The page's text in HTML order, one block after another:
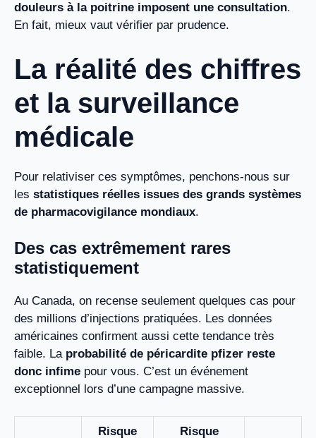
douleurs à la poitrine imposent une consultation.
En fait, mieux vaut vérifier par prudence.
La réalité des chiffres
et la surveillance
médicale
Pour relativiser ces symptômes, penchons-nous sur
les statistiques réelles issues des grands systèmes
de pharmacovigilance mondiaux.
Des cas extrêmement rares
statistiquement
Au Canada, on recense seulement quelques cas pour
des millions d’injections pratiquées. Les données
américaines confirment aussi cette tendance très
faible. La probabilité de péricardite pfizer reste
donc infime pour vous. C’est un événement
exceptionnel lors d’une campagne massive.
Risque
Risque